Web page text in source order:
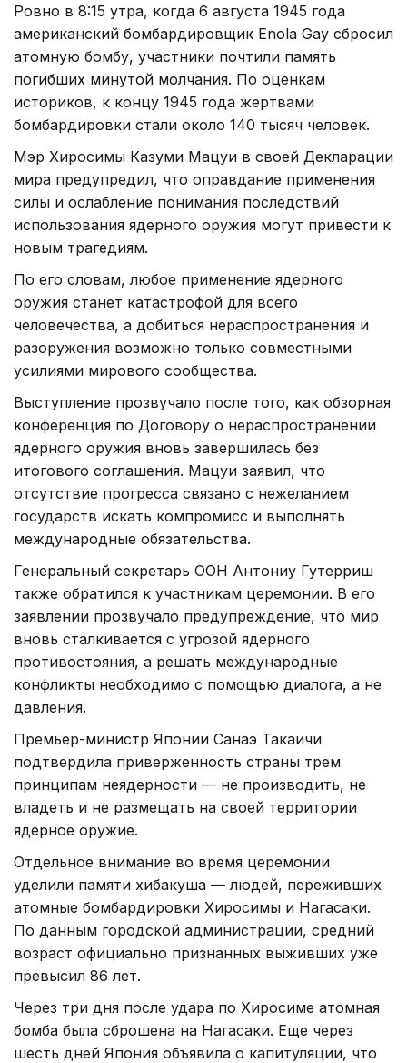
Ровно в 8:15 утра, когда 6 августа 1945 года
американский бомбардировщик Enola Gay сбросил
атомную бомбу, участники почтили память
погибших минутой молчания. По оценкам
историков, к концу 1945 года жертвами
бомбардировки стали около 140 тысяч человек.
Мэр Хиросимы Казуми Мацуи в своей Декларации
мира предупредил, что оправдание применения
силы и ослабление понимания последствий
использования ядерного оружия могут привести к
новым трагедиям.
По его словам, любое применение ядерного
оружия станет катастрофой для всего
человечества, а добиться нераспространения и
разоружения возможно только совместными
усилиями мирового сообщества.
Выступление прозвучало после того, как обзорная
конференция по Договору о нераспространении
ядерного оружия вновь завершилась без
итогового соглашения. Мацуи заявил, что
отсутствие прогресса связано с нежеланием
государств искать компромисс и выполнять
международные обязательства.
Генеральный секретарь ООН Антониу Гутерриш
также обратился к участникам церемонии. В его
заявлении прозвучало предупреждение, что мир
вновь сталкивается с угрозой ядерного
противостояния, а решать международные
конфликты необходимо с помощью диалога, а не
давления.
Премьер-министр Японии Санаэ Такаичи
подтвердила приверженность страны трем
принципам неядерности — не производить, не
владеть и не размещать на своей территории
ядерное оружие.
Отдельное внимание во время церемонии
уделили памяти хибакуша — людей, переживших
атомные бомбардировки Хиросимы и Нагасаки.
По данным городской администрации, средний
возраст официально признанных выживших уже
превысил 86 лет.
Через три дня после удара по Хиросиме атомная
бомба была сброшена на Нагасаки. Еще через
шесть дней Япония объявила о капитуляции, что